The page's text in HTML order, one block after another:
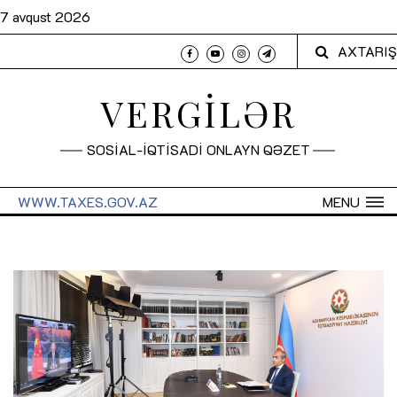
7 avqust 2026
AXTARIŞ
VERGİLƏR
SOSİAL-İQTİSADİ ONLAYN QƏZET
MENU
WWW.TAXES.GOV.AZ